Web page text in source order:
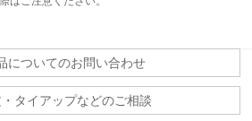
についてのお問い合わせ
タイアップなどのご相談